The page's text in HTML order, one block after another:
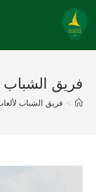
فريق الشباب
> فريق الشباب